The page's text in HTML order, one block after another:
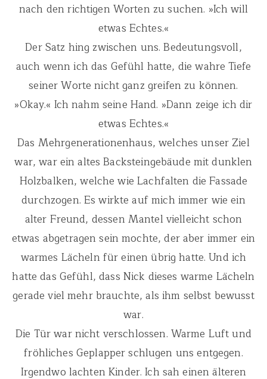
nach den richtigen Worten zu suchen. »Ich will
etwas Echtes.«
Der Satz hing zwischen uns. Bedeutungsvoll,
auch wenn ich das Gefühl hatte, die wahre Tiefe
seiner Worte nicht ganz greifen zu können.
»Okay.« Ich nahm seine Hand. »Dann zeige ich dir
etwas Echtes.«
Das Mehrgenerationenhaus, welches unser Ziel
war, war ein altes Backsteingebäude mit dunklen
Holzbalken, welche wie Lachfalten die Fassade
durchzogen. Es wirkte auf mich immer wie ein
alter Freund, dessen Mantel vielleicht schon
etwas abgetragen sein mochte, der aber immer ein
warmes Lächeln für einen übrig hatte. Und ich
hatte das Gefühl, dass Nick dieses warme Lächeln
gerade viel mehr brauchte, als ihm selbst bewusst
war.
Die Tür war nicht verschlossen. Warme Luft und
fröhliches Geplapper schlugen uns entgegen.
Irgendwo lachten Kinder. Ich sah einen älteren